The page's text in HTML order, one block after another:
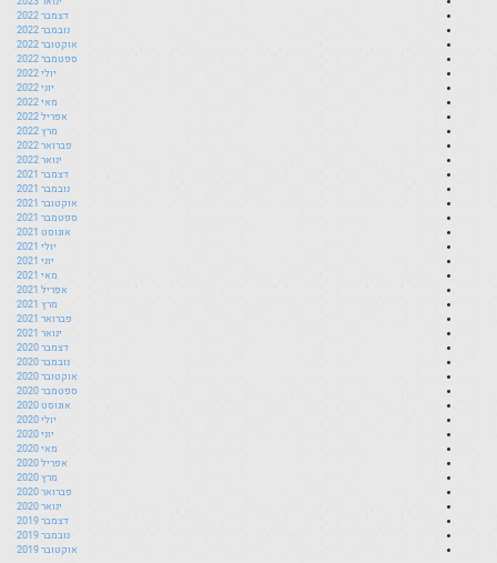
דצמבר 2022
נובמבר 2022
אוקטובר 2022
ספטמבר 2022
יולי 2022
יוני 2022
מאי 2022
אפריל 2022
מרץ 2022
פברואר 2022
ינואר 2022
דצמבר 2021
נובמבר 2021
אוקטובר 2021
ספטמבר 2021
אוגוסט 2021
יולי 2021
יוני 2021
מאי 2021
אפריל 2021
מרץ 2021
פברואר 2021
ינואר 2021
דצמבר 2020
נובמבר 2020
אוקטובר 2020
ספטמבר 2020
אוגוסט 2020
יולי 2020
יוני 2020
מאי 2020
אפריל 2020
מרץ 2020
פברואר 2020
ינואר 2020
דצמבר 2019
נובמבר 2019
אוקטובר 2019